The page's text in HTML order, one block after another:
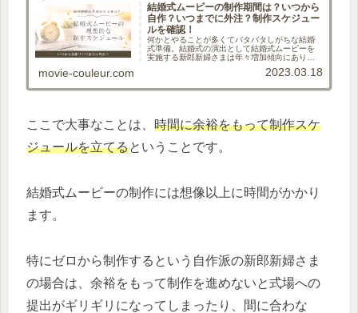
結婚式ムービーの制作期間は？いつから
自作？いつまでに外注？制作スケジュー
ルを確認！
何かとやることが多くてバタバタしがちな結婚
式準備。結婚式の演出として結婚式ムービーを
実施する新郎新婦さまは年々増加傾向にありま
ムービーの制作は後回しにされがちです。その
movie-couleur.com 2023.03.18
ここで大事なことは、 時間に余裕をもって制作スケ
ジュールを立てるということです。
結婚式ムービーの制作には想像以上に時間がかかり
ます。
特にゼロから制作するという自作派の新郎新婦さま
の場合は、余裕をもって制作を進めないと式場への
提出がギリギリになってしまったり、間に合わな